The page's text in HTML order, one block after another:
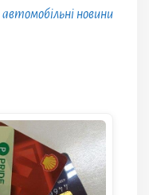
автомобільні новини